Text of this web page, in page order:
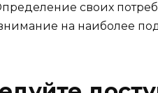
своих
на наиболее